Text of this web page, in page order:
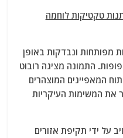
טקטיקות לוחמה
מפותחות ונבדקות באופן
התמונה מציגה רובוט
המאפיינים המוצהרים
את המשימות העיקריות
על ידי תקיפת אזורים